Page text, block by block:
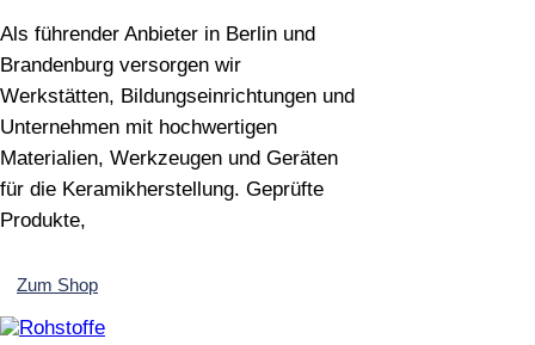
Als führender Anbieter in Berlin und
Brandenburg versorgen wir
Werkstätten, Bildungseinrichtungen und
Unternehmen mit hochwertigen
Materialien, Werkzeugen und Geräten
für die Keramikherstellung. Geprüfte
Produkte,
Zum Shop